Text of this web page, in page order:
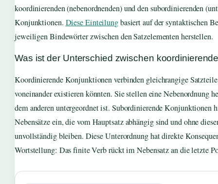
koordinierenden (nebenordnenden) und den subordinierenden
Konjunktionen. Diese Einteilungbasiert auf der syntaktischen
jeweiligen Bindewörter zwischen den Satzelementen herstellen.
Was ist der Unterschied zwischen
Koordinierende Konjunktionen verbinden gleichrangige
voneinander existieren könnten. Sie stellen eine Nebenordnung
dem anderen untergeordnet ist. Subordinierende Konjunktionen
Nebensätze ein, die vom Hauptsatz abhängig sind und ohne
unvollständig bleiben. Diese Unterordnung hat direkte
Wortstellung: Das finite Verb rückt im Nebensatz an die letzte